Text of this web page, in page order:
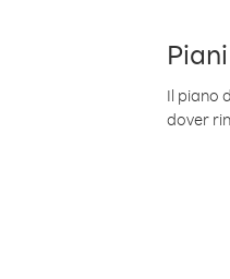
Il piano
dover